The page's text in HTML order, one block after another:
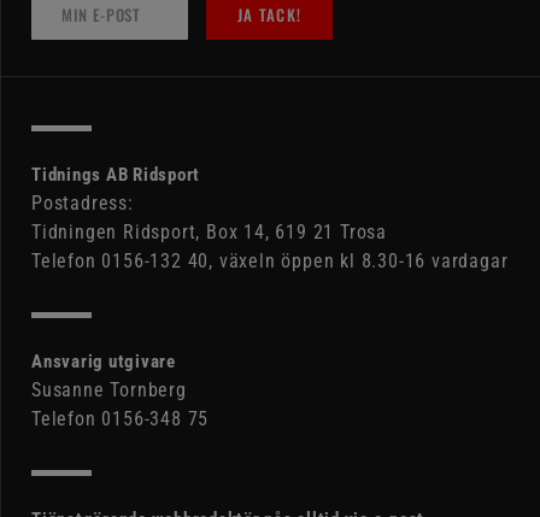
JA TACK!
Tidnings AB Ridsport
Postadress:
Tidningen Ridsport, Box 14, 619 21 Trosa
Telefon 0156-132 40, växeln öppen kl 8.30-16 vardagar
Ansvarig utgivare
Susanne Tornberg
Telefon 0156-348 75